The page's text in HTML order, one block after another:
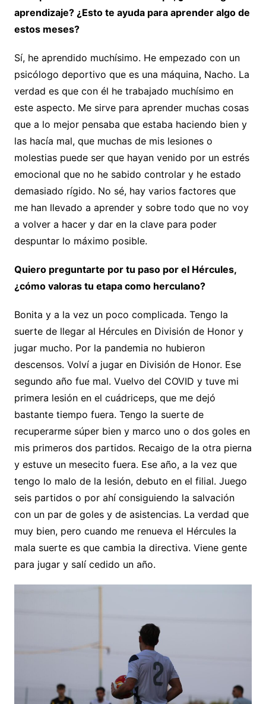
aprendizaje? ¿Esto te ayuda para aprender algo de
estos meses?
Sí, he aprendido muchísimo. He empezado con un
psicólogo deportivo que es una máquina, Nacho. La
verdad es que con él he trabajado muchísimo en
este aspecto. Me sirve para aprender muchas cosas
que a lo mejor pensaba que estaba haciendo bien y
las hacía mal, que muchas de mis lesiones o
molestias puede ser que hayan venido por un estrés
emocional que no he sabido controlar y he estado
demasiado rígido. No sé, hay varios factores que
me han llevado a aprender y sobre todo que no voy
a volver a hacer y dar en la clave para poder
despuntar lo máximo posible.
Quiero preguntarte por tu paso por el Hércules,
¿cómo valoras tu etapa como herculano?
Bonita y a la vez un poco complicada. Tengo la
suerte de llegar al Hércules en División de Honor y
jugar mucho. Por la pandemia no hubieron
descensos. Volví a jugar en División de Honor. Ese
segundo año fue mal. Vuelvo del COVID y tuve mi
primera lesión en el cuádriceps, que me dejó
bastante tiempo fuera. Tengo la suerte de
recuperarme súper bien y marco uno o dos goles en
mis primeros dos partidos. Recaigo de la otra pierna
y estuve un mesecito fuera. Ese año, a la vez que
tengo lo malo de la lesión, debuto en el filial. Juego
seis partidos o por ahí consiguiendo la salvación
con un par de goles y de asistencias. La verdad que
muy bien, pero cuando me renueva el Hércules la
mala suerte es que cambia la directiva. Viene gente
para jugar y salí cedido un año.